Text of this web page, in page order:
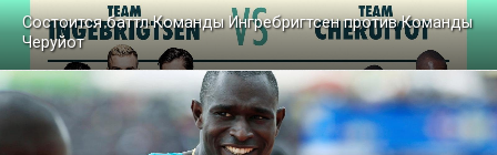
Состоится баттл Команды Ингребригтсен против Команды
Черуйот